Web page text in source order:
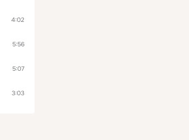
4:02
5:56
5:07
3:03